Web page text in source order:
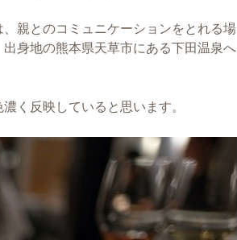
親とのコミュニケーションをとれる場
身地の熊本県天草市にある下田温泉へ
く反映していると思います。